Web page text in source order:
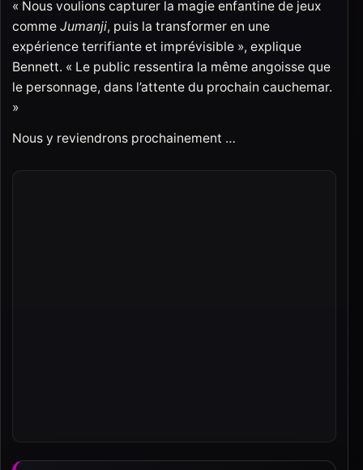
« Nous voulions capturer la magie enfantine de jeux
comme Jumanji, puis la transformer en une
expérience terrifiante et imprévisible », explique
Bennett. « Le public ressentira la même angoisse que
le personnage, dans l’attente du prochain cauchemar.
»
Nous y reviendrons prochainement …